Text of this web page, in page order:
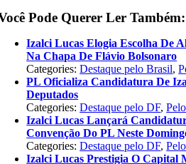
Pode Querer Ler Também:
Izalci Lucas Elogia Escolha De
Na Chapa De Flávio Bolsonaro
Categories:Destaque pelo Brasil,
PL Oficializa Candidatura De
Deputados
Categories:Destaque pelo DF,
Izalci Lucas Lançará
Convenção Do PL Neste
Categories:Destaque pelo DF,
Izalci Lucas Prestigia O Capital